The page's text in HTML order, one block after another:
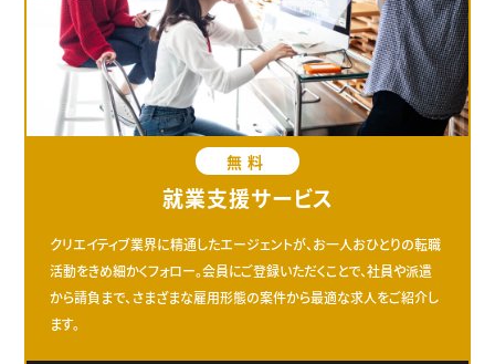
無料
就業支援サービス
クリエイティブ業界に精通したエージェントが、お一人おひとりの転職
活動をきめ細かくフォロー。会員にご登録いただくことで、社員や派遣
から請負まで、さまざまな雇用形態の案件から最適な求人をご紹介し
ます。